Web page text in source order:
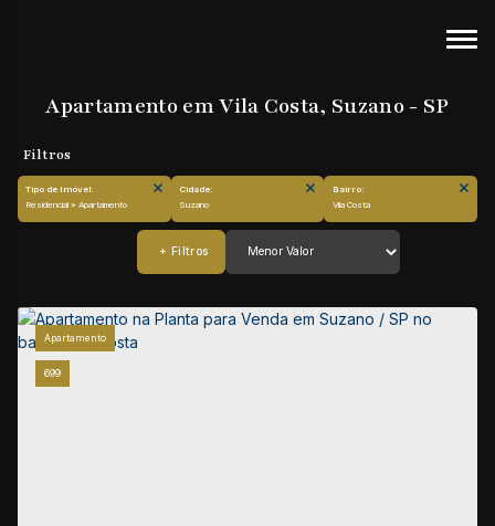
Apartamento em Vila Costa, Suzano - SP
Tipo de Imóvel:
Residencial » Apartamento
Cidade:
Suzano
Bairro:
Vila Costa
699
Apartamento